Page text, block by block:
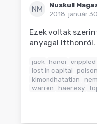
NM
Nuskull
2018. január 30.
Ezek voltak
anyagai itthonról.
jack hanoi crippled
lost in capital
kimondhatatlan
warren
haenesy